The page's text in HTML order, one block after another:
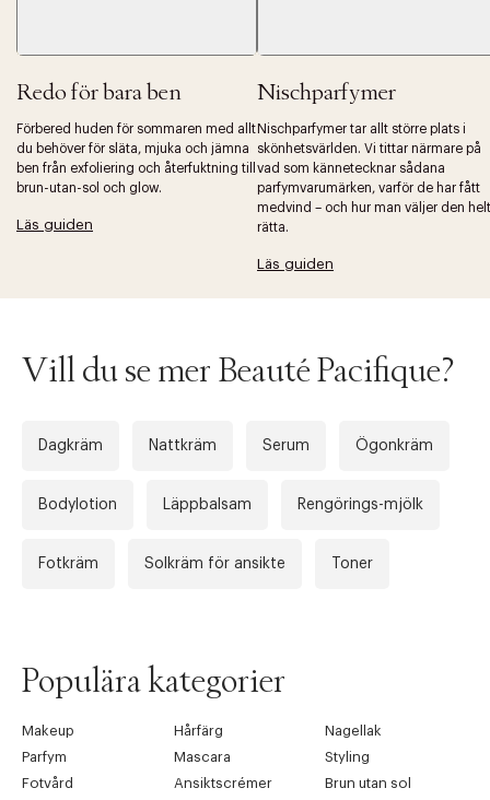
Redo för bara ben
Förbered huden för sommaren med allt
du behöver för släta, mjuka och jämna
ben från exfoliering och återfuktning till
brun-utan-sol och glow.
Läs guiden
Nischparfymer
Nischparfymer tar allt större plats i
skönhetsvärlden. Vi tittar närmare på
vad som kännetecknar sådana
parfymvarumärken, varför de har fått
medvind – och hur man väljer den helt
rätta.
Läs guiden
Tidigare
Vill du se mer Beauté Pacifique?
Dagkräm Nattkräm Serum Ögonkräm
Bodylotion Läppbalsam Rengörings-mjölk
Fotkräm Solkräm för ansikte Toner
Populära kategorier
Makeup Hårfärg
Nagellak
Parfym
Mascara
Styling
Fotvård
Ansiktscrémer
Brun utan sol